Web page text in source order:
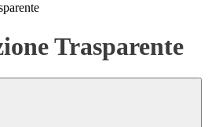
Trasparente